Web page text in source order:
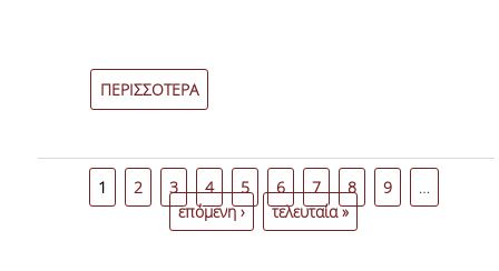
ΕΚΔΗΛΩΣΕΙΣ
ΠΕΡΙΣΣΟΤΕΡΑ
1 2 3 4 5 6 7 8 9
…
επόμενη ›
τελευταία »